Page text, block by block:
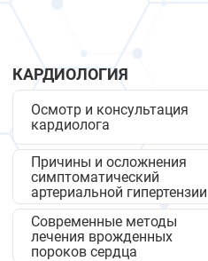
КАРДИОЛОГИЯ
Осмотр и консультация
кардиолога
Причины и осложнения
симптоматический
артериальной гипертензии
Современные методы
лечения врожденных
пороков сердца